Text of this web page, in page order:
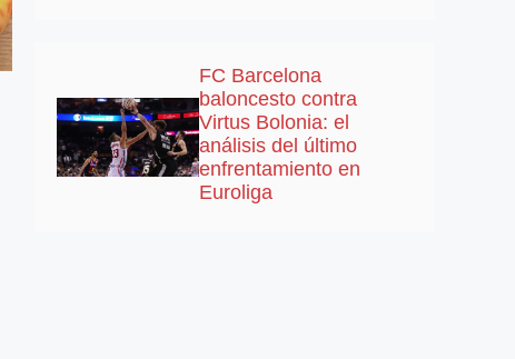
FC Barcelona
baloncesto contra
Virtus Bolonia: el
análisis del último
enfrentamiento en
Euroliga